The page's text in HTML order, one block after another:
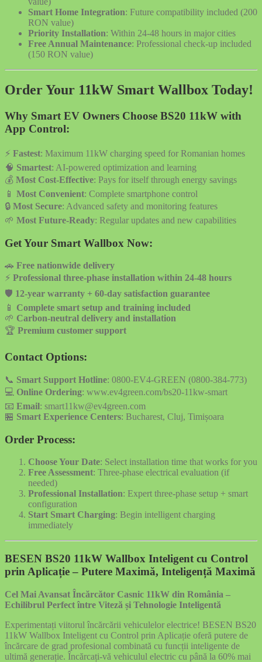
Smart Home Integration: Future compatibility included (200
RON value)
Priority Installation: Within 24-48 hours in major cities
Free Annual Maintenance: Professional check-up included
(150 RON value)
Order Your 11kW Smart Wallbox Today!
Why Smart EV Owners Choose BS20 11kW with
App Control:
⚡ Fastest: Maximum 11kW charging speed for Romanian homes
🧠 Smartest: AI-powered optimization and learning
💰 Most Cost-Effective: Pays for itself through energy savings
📱 Most Convenient: Complete smartphone control
🔒 Most Secure: Advanced safety and monitoring features
🌱 Most Future-Ready: Regular updates and new capabilities
Get Your Smart Wallbox Now:
🚗 Free nationwide delivery
⚡ Professional three-phase installation within 24-48 hours
🛡️ 12-year warranty + 60-day satisfaction guarantee
📱 Complete smart setup and training included
🌱 Carbon-neutral delivery and installation
🏆 Premium customer support
Contact Options:
📞 Smart Support Hotline: 0800-EV4-GREEN (0800-384-773)
💻 Online Ordering: www.ev4green.com/bs20-11kw-smart
📧 Email: smart11kw@ev4green.com
🏪 Smart Experience Centers: Bucharest, Cluj, Timișoara
Order Process:
Choose Your Date: Select installation time that works for you
Free Assessment: Three-phase electrical evaluation (if
needed)
Professional Installation: Expert three-phase setup + smart
configuration
Start Smart Charging: Begin intelligent charging
immediately
BESEN BS20 11kW Wallbox Inteligent cu Control
prin Aplicație – Putere Maximă, Inteligență Maximă
Cel Mai Avansat Încărcător Casnic 11kW din România –
Echilibrul Perfect între Viteză și Tehnologie Inteligentă
Experimentați viitorul încărcării vehiculelor electrice! BESEN BS20
11kW Wallbox Inteligent cu Control prin Aplicație oferă putere de
încărcare de grad profesional combinată cu funcții inteligente de
ultimă generație. Încărcați-vă vehiculul electric cu până la 60% mai